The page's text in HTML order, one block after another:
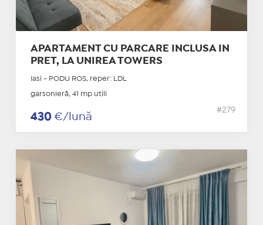
APARTAMENT CU PARCARE INCLUSA IN
PRET, LA UNIREA TOWERS
Iasi - PODU ROS, reper: LDL
garsonieră, 41 mp utili
430 €/lună
#279